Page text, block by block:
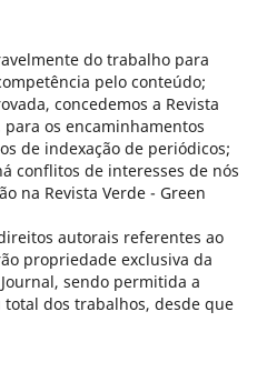
do trabalho para
pelo conteúdo;
concedemos a Revista
para os encaminhamentos
de indexação de periódicos;
conflitos de interesses de nós
na Revista Verde - Green
autorais referentes ao
propriedade exclusiva da
sendo permitida a
dos trabalhos, desde que